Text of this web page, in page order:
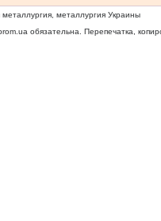
металлургия Украины
обязательна. Перепечатка,